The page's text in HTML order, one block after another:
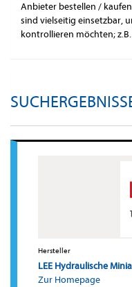
Anbieter bestellen /
sind vielseitig einsetzbar,
kontrollieren möchten;
Hersteller
LEE Hydraulische
Zur Homepage